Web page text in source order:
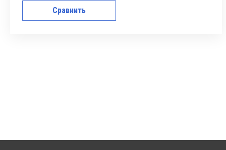
Сравнить